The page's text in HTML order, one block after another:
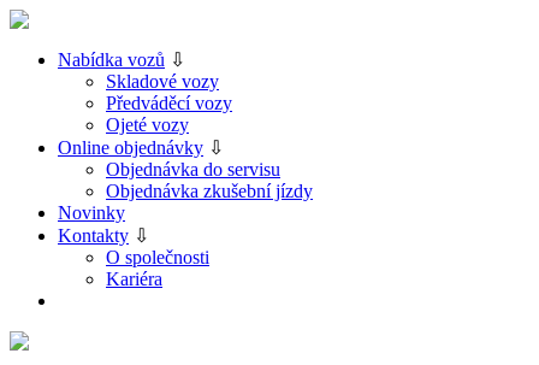
Nabídka vozů ⇩
Skladové vozy
Předváděcí vozy
Ojeté vozy
Online objednávky ⇩
Objednávka do servisu
Objednávka zkušební jízdy
Novinky
Kontakty ⇩
O společnosti
Kariéra